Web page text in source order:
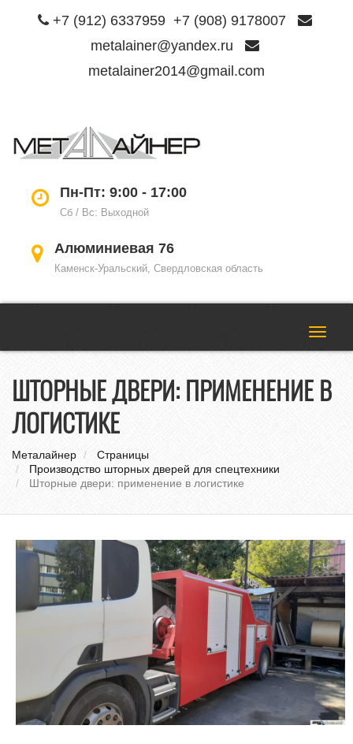
+7 (912) 6337959 +7 (908) 9178007
metalainer@yandex.ru
metalainer2014@gmail.com
Пн-Пт: 9:00 - 17:00
Сб / Вс: Выходной
Алюминиевая 76
Каменск-Уральский, Свердловская область
ШТОРНЫЕ ДВЕРИ: ПРИМЕНЕНИЕ В
ЛОГИСТИКЕ
Металайнер
Страницы
Производство шторных дверей для спецтехники
Шторные двери: применение в логистике